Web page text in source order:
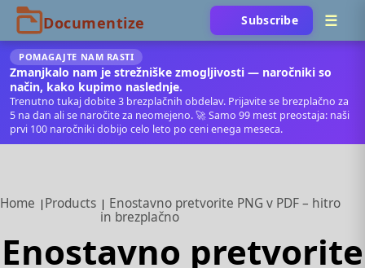
Subscribe
POMAGAJTE NAM RASTI
Zmanjkalo nam je strežniške zmogljivosti — naročniki so
način, kako kupimo naslednje.
Trenutno tukaj dobite 3 brezplačnih obdelav. Prijavite se brezplačno za
5 na dan ali se naročite za neomejeno. 🚀 Samo 99 mest preostaja: naši
prvi 100 naročniki dobijo celo leto po ceni enega meseca.
Home Products
Enostavno pretvorite PNG v PDF – hitro
in brezplačno
Enostavno pretvorite